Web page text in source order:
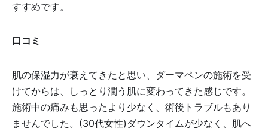
すすめです。
口コミ
肌の保湿力が衰えてきたと思い、ダーマペンの施術を受
けてからは、しっとり潤う肌に変わってきた感じです。
施術中の痛みも思ったより少なく、術後トラブルもあり
ませんでした。(30代女性)ダウンタイムが少なく、肌へ